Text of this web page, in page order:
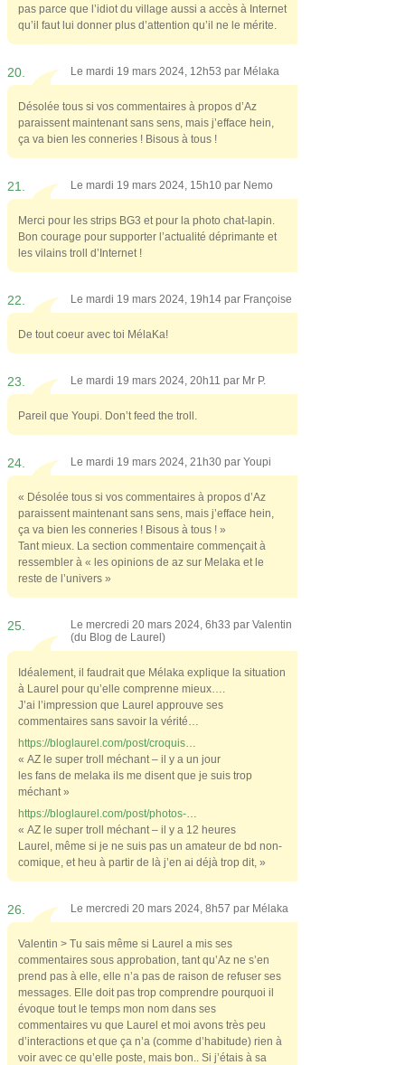
pas parce que l’idiot du village aussi a accès à Internet
qu’il faut lui donner plus d’attention qu’il ne le mérite.
20. Le mardi 19 mars 2024, 12h53 par Mélaka
Désolée tous si vos commentaires à propos d’Az
paraissent maintenant sans sens, mais j’efface hein,
ça va bien les conneries ! Bisous à tous !
21. Le mardi 19 mars 2024, 15h10 par Nemo
Merci pour les strips BG3 et pour la photo chat-lapin.
Bon courage pour supporter l’actualité déprimante et
les vilains troll d’Internet !
22. Le mardi 19 mars 2024, 19h14 par Françoise
De tout coeur avec toi MélaKa!
23. Le mardi 19 mars 2024, 20h11 par Mr P.
Pareil que Youpi. Don’t feed the troll.
24. Le mardi 19 mars 2024, 21h30 par Youpi
« Désolée tous si vos commentaires à propos d’Az
paraissent maintenant sans sens, mais j’efface hein,
ça va bien les conneries ! Bisous à tous ! »
Tant mieux. La section commentaire commençait à
ressembler à « les opinions de az sur Melaka et le
reste de l’univers »
25. Le mercredi 20 mars 2024, 6h33 par Valentin
(du Blog de Laurel)
Idéalement, il faudrait que Mélaka explique la situation
à Laurel pour qu’elle comprenne mieux….
J’ai l’impression que Laurel approuve ses
commentaires sans savoir la vérité…
https://bloglaurel.com/post/croquis…
« AZ le super troll méchant – il y a un jour
les fans de melaka ils me disent que je suis trop
méchant »
https://bloglaurel.com/post/photos-…
« AZ le super troll méchant – il y a 12 heures
Laurel, même si je ne suis pas un amateur de bd non-
comique, et heu à partir de là j’en ai déjà trop dit, »
26. Le mercredi 20 mars 2024, 8h57 par Mélaka
Valentin > Tu sais même si Laurel a mis ses
commentaires sous approbation, tant qu’Az ne s’en
prend pas à elle, elle n’a pas de raison de refuser ses
messages. Elle doit pas trop comprendre pourquoi il
évoque tout le temps mon nom dans ses
commentaires vu que Laurel et moi avons très peu
d’interactions et que ça n’a (comme d’habitude) rien à
voir avec ce qu’elle poste, mais bon.. Si j’étais à sa